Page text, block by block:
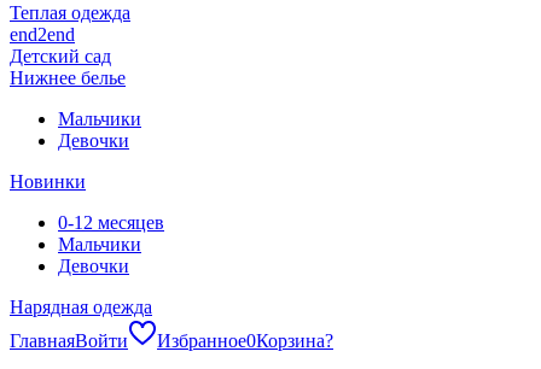
Теплая одежда
end2end
Детский сад
Нижнее белье
Мальчики
Девочки
Новинки
0-12 месяцев
Мальчики
Девочки
Нарядная одежда
ГлавнаяВойти Избранное0Корзина?